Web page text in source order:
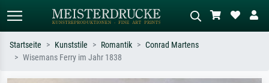
Startseite Kunststile Romantik
Conrad Martens
Wisemans Ferry im Jahr 1838